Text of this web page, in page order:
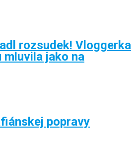
rozsudek! Vloggerka
mluvila jako na
popravy